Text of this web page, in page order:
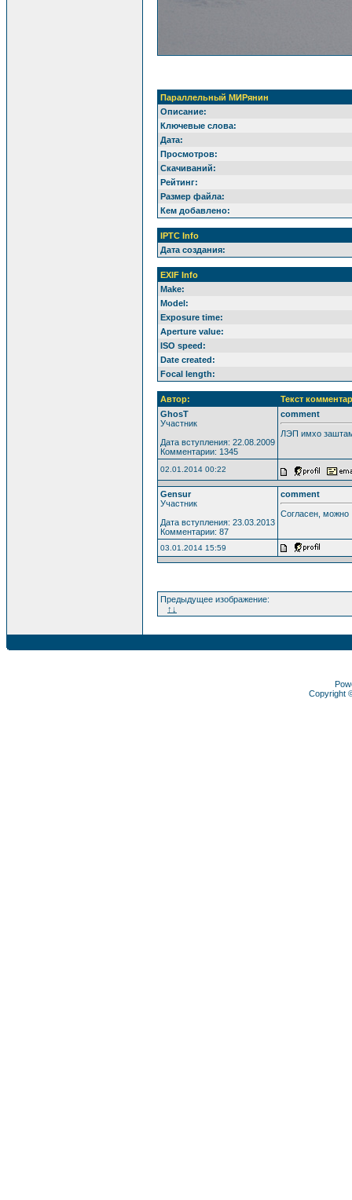
Параллельный МИРянин
Описание:
Ключевые слова:
Дата:
Просмотров:
Скачиваний:
Рейтинг:
Размер файла:
Кем добавлено:
IPTC Info
Дата создания:
EXIF Info
Make:
Model:
Exposure time:
Aperture value:
ISO speed:
Date created:
Focal length:
Автор:
Текст
GhosT
Участник
Дата вступления: 22.08.2009
Комментарии: 1345
comment
ЛЭП имхо
02.01.2014 00:22
Gensur
Участник
Дата вступления: 23.03.2013
Комментарии: 87
comment
Согласен, можно
03.01.2014 15:59
Предыдущее изображение:
↑↓
Copyright